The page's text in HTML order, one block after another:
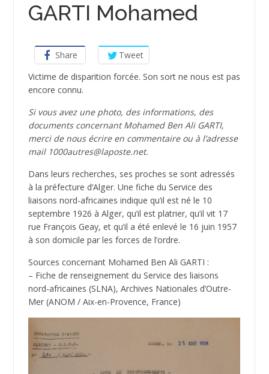
GARTI Mohamed
Share
Tweet
Victime de disparition forcée. Son sort ne nous est pas
encore connu.
Si vous avez une photo, des informations, des
documents concernant Mohamed Ben Ali GARTI,
merci de nous écrire en commentaire ou à l’adresse
mail 1000autres@laposte.net.
Dans leurs recherches, ses proches se sont adressés
à la préfecture d’Alger. Une fiche du Service des
liaisons nord-africaines indique qu’il est né le 10
septembre 1926 à Alger, qu’il est platrier, qu’il vit 17
rue François Geay, et qu’il a été enlevé le 16 juin 1957
à son domicile par les forces de l’ordre.
Sources concernant Mohamed Ben Ali GARTI :
– Fiche de renseignement du Service des liaisons
nord-africaines (SLNA), Archives Nationales d’Outre-
Mer (ANOM / Aix-en-Provence, France)